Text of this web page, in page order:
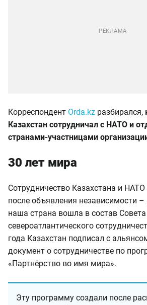
Корреспондент Orda.kz разбирался,
Казахстан сотрудничал с НАТО и
странами-участницами
30 лет мира
Сотрудничество Казахстана и
после объявления независимости –
наша страна вошла в состав Совета
североатлантического
года Казахстан подписал с
документ о сотрудничестве по
«Партнёрство во имя мира».
Эту программу создали после